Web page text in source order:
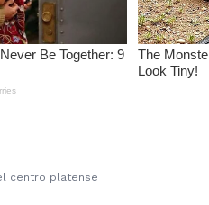
centro platense